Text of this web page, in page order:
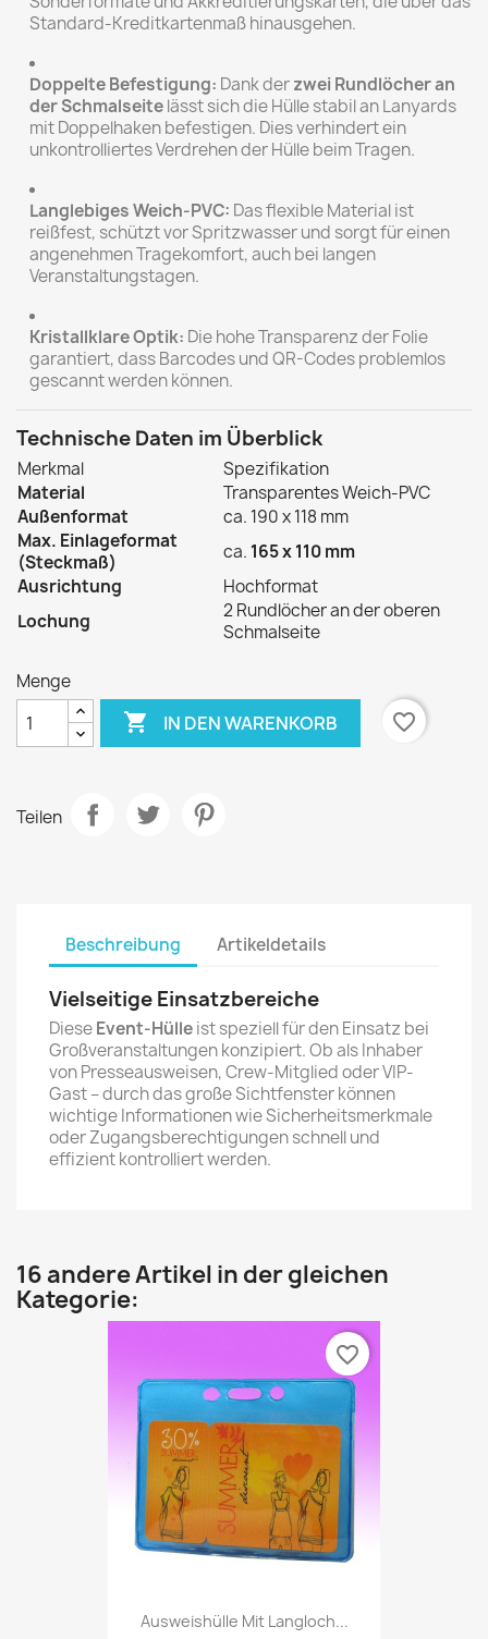
Standard-Kreditkartenmaß hinausgehen.
Doppelte Befestigung: Dank derzwei Rundlöcher an
der Schmalseitelässt sich die Hülle stabil an Lanyards
mit Doppelhaken befestigen. Dies verhindert ein
unkontrolliertes Verdrehen der Hülle beim Tragen.
Langlebiges Weich-PVC: Das flexible Material ist
reißfest, schützt vor Spritzwasser und sorgt für einen
angenehmen Tragekomfort, auch bei langen
Veranstaltungstagen.
Kristallklare Optik: Die hohe Transparenz der Folie
garantiert, dass Barcodes und QR-Codes problemlos
gescannt werden können.
Technische Daten im Überblick
Merkmal
Spezifikation
Material
Transparentes Weich-PVC
Außenformat
ca. 190 x 118 mm
Max. Einlageformat
(Steckmaß)
ca. 165 x 110 mm
Ausrichtung
Hochformat
Lochung
2 Rundlöcher an der oberen
Schmalseite
Menge
 IN DEN WARENKORB favorite_border
Teilen
Beschreibung Artikeldetails
Vielseitige Einsatzbereiche
DieseEvent-Hülleist speziell für den Einsatz bei
Großveranstaltungen konzipiert. Ob als Inhaber
von Presseausweisen, Crew-Mitglied oder VIP-
Gast – durch das große Sichtfenster können
wichtige Informationen wie Sicherheitsmerkmale
oder Zugangsberechtigungen schnell und
effizient kontrolliert werden.
16 andere Artikel in der gleichen
Kategorie:
Ausweishülle Mit Langloch...
favorite_border